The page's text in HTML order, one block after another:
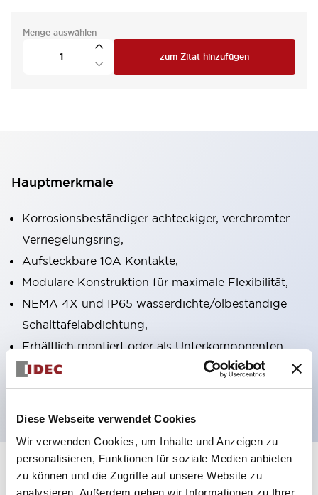
Diese Webseite verwendet Cookies
Wir verwenden Cookies, um Inhalte und Anzeigen zu
personalisieren, Funktionen für soziale Medien anbieten
zu können und die Zugriffe auf unsere Website zu
analysieren. Außerdem geben wir Informationen zu Ihrer
Menge auswählen
zum Zitat hinzufügen
Hauptmerkmale
Korrosionsbeständiger achteckiger, verchromter
Verriegelungsring,
Aufsteckbare 10A Kontakte,
Modulare Konstruktion für maximale Flexibilität,
NEMA 4X und IP65 wasserdichte/ölbeständige
Schalttafelabdichtung,
Erhältlich montiert oder als Unterkomponenten,
UL gelistet, CSA zertifiziert, TUV zugelassen und
CE gekennzeichnet
Spezifikationen Alle erweitern